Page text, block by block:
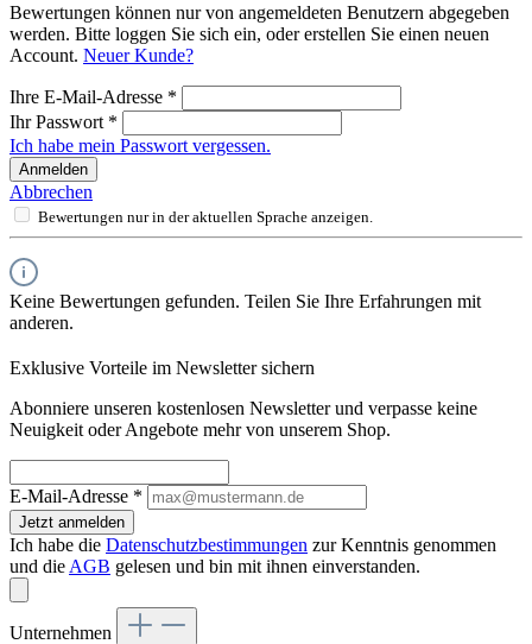
Bewertungen können nur von angemeldeten Benutzern abgegeben
werden. Bitte loggen Sie sich ein, oder erstellen Sie einen neuen
Account. Neuer Kunde?
Ihre E-Mail-Adresse *
Ihr Passwort *
Ich habe mein Passwort vergessen.
Anmelden
Abbrechen
Bewertungen nur in der aktuellen Sprache anzeigen.
Keine Bewertungen gefunden. Teilen Sie Ihre Erfahrungen mit
anderen.
Exklusive Vorteile im Newsletter sichern
Abonniere unseren kostenlosen Newsletter und verpasse keine
Neuigkeit oder Angebote mehr von unserem Shop.
E-Mail-Adresse *
Jetzt anmelden
Ich habe die Datenschutzbestimmungen zur Kenntnis genommen
und die AGB gelesen und bin mit ihnen einverstanden.
Unternehmen